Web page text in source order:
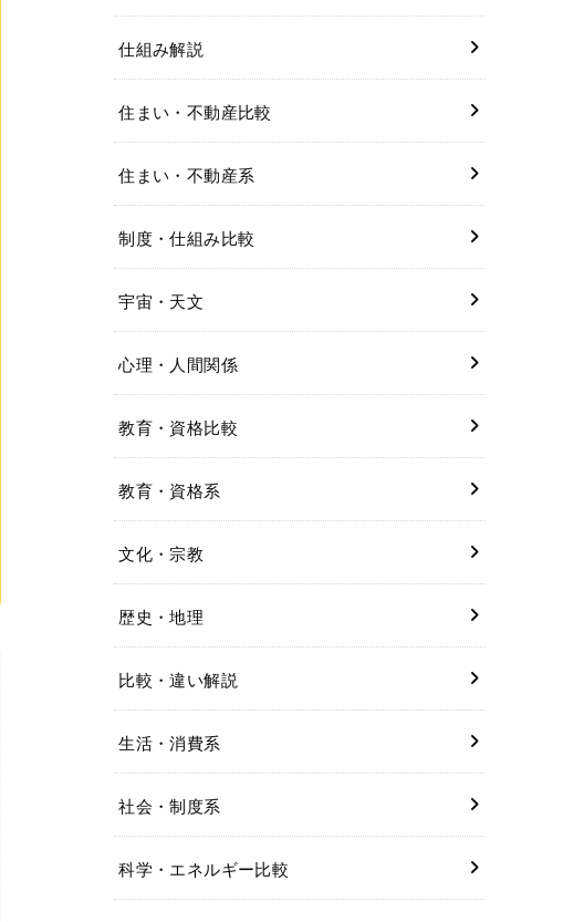
仕組み解説
住まい・不動産比較
住まい・不動産系
制度・仕組み比較
宇宙・天文
心理・人間関係
教育・資格比較
教育・資格系
文化・宗教
歴史・地理
比較・違い解説
生活・消費系
社会・制度系
科学・エネルギー比較